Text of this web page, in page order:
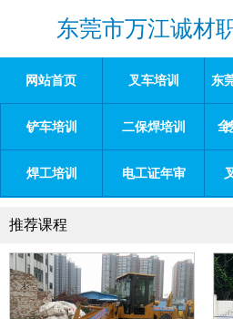
东莞市万江诚材
网站首页 叉车培训 东
全
铲车培训 二保焊培训
焊工培训 电工证年审
推荐课程